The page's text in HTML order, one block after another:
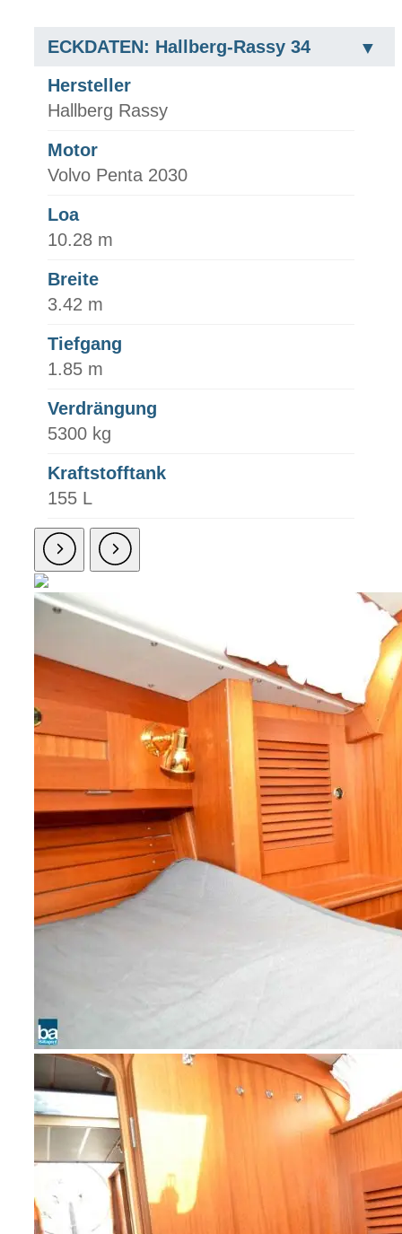
ECKDATEN: Hallberg-Rassy 34
Hersteller
Hallberg Rassy
Motor
Volvo Penta 2030
Loa
10.28 m
Breite
3.42 m
Tiefgang
1.85 m
Verdrängung
5300 kg
Kraftstofftank
155 L